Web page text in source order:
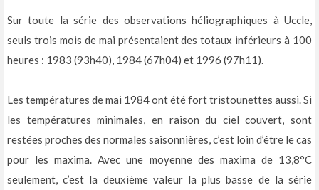
Sur toute la série des observations héliographiques à Uccle,
seuls trois mois de mai présentaient des totaux inférieurs à 100
heures : 1983 (93h40), 1984 (67h04) et 1996 (97h11).
Les températures de mai 1984 ont été fort tristounettes aussi. Si
les températures minimales, en raison du ciel couvert, sont
restées proches des normales saisonnières, c’est loin d’être le cas
pour les maxima. Avec une moyenne des maxima de 13,8°C
seulement, c’est la deuxième valeur la plus basse de la série